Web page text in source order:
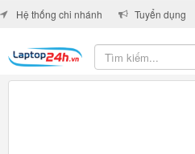
Hệ thống chi nhánh Tuyển dụng